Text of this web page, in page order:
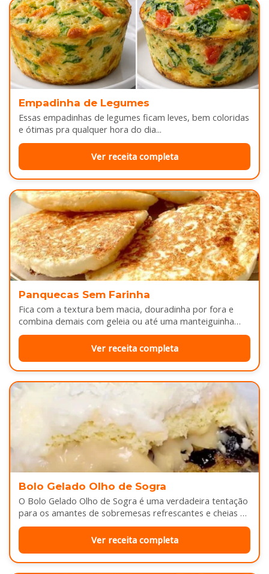
Empadinha de Legumes
Essas empadinhas de legumes ficam leves, bem coloridas
e ótimas pra qualquer hora do dia...
Ver receita completa
Panquecas Sem Farinha
Fica com a textura bem macia, douradinha por fora e
combina demais com geleia ou até uma manteiguinha
derretendo por cima...
Ver receita completa
Bolo Gelado Olho de Sogra
O Bolo Gelado Olho de Sogra é uma verdadeira tentação
para os amantes de sobremesas refrescantes e cheias de
sabor...
Ver receita completa